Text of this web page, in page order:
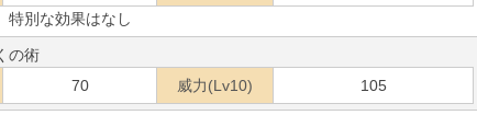
特別な効果はなし
の術
70 威力(Lv10) 105